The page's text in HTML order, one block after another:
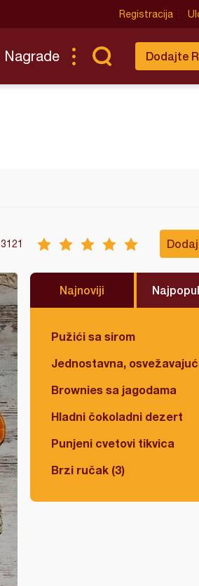
Registracija
Nagrade Dodajte
3121
Najnoviji
Pužići sa sirom
Jednostavna,
Brownies sa jagodama
Hladni čokoladni dezert
Punjeni cvetovi tikvica
Brzi ručak (3)